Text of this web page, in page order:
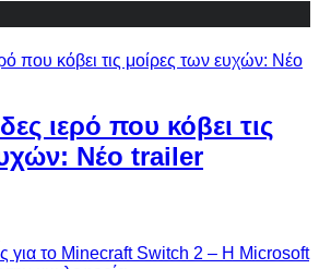
ιερό που κόβει τις
Νέο trailer